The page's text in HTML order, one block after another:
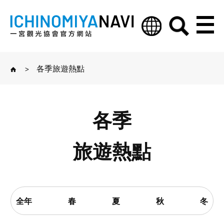
> 各季旅遊熱點
各季
旅遊熱點
全年 春 夏 秋 冬